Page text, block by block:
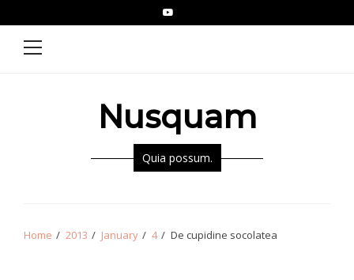
YouTube
Primary
Nusquam
Quia possum.
Home 2013 January 4 De cupidine socolatea